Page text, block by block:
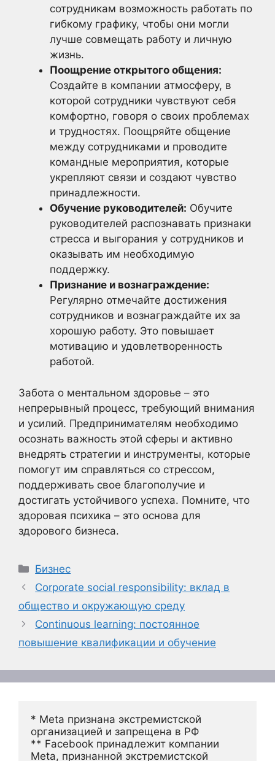
сотрудникам возможность работать по
гибкому графику, чтобы они могли
лучше совмещать работу и личную
жизнь.
Поощрение открытого общения:
Создайте в компании атмосферу, в
которой сотрудники чувствуют себя
комфортно, говоря о своих проблемах
и трудностях. Поощряйте общение
между сотрудниками и проводите
командные мероприятия, которые
укрепляют связи и создают чувство
принадлежности.
Обучение руководителей: Обучите
руководителей распознавать признаки
стресса и выгорания у сотрудников и
оказывать им необходимую
поддержку.
Признание и вознаграждение:
Регулярно отмечайте достижения
сотрудников и вознаграждайте их за
хорошую работу. Это повышает
мотивацию и удовлетворенность
работой.
Забота о ментальном здоровье – это
непрерывный процесс, требующий внимания
и усилий. Предпринимателям необходимо
осознать важность этой сферы и активно
внедрять стратегии и инструменты, которые
помогут им справляться со стрессом,
поддерживать свое благополучие и
достигать устойчивого успеха. Помните, что
здоровая психика – это основа для
здорового бизнеса.
Рубрики
Бизнес
Corporate social responsibility: вклад в
общество и окружающую среду
Continuous learning: постоянное
повышение квалификации и обучение
* Meta признана экстремистской
организацией и запрещена в РФ
** Facebook принадлежит компании
Meta, признанной экстремистской